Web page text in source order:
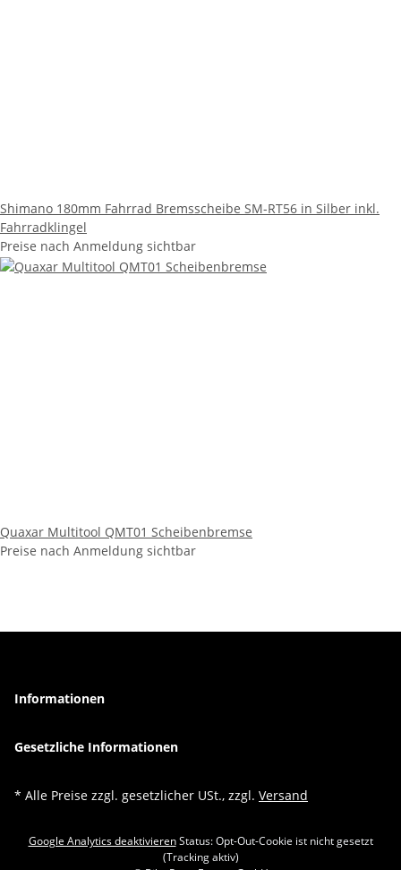
Shimano 180mm Fahrrad Bremsscheibe SM-RT56 in Silber inkl.
Fahrradklingel
Preise nach Anmeldung sichtbar
Quaxar Multitool QMT01 Scheibenbremse
Preise nach Anmeldung sichtbar
Informationen
Gesetzliche Informationen
* Alle Preise zzgl. gesetzlicher USt., zzgl. Versand
Google Analytics deaktivieren Status: Opt-Out-Cookie ist nicht gesetzt
(Tracking aktiv)